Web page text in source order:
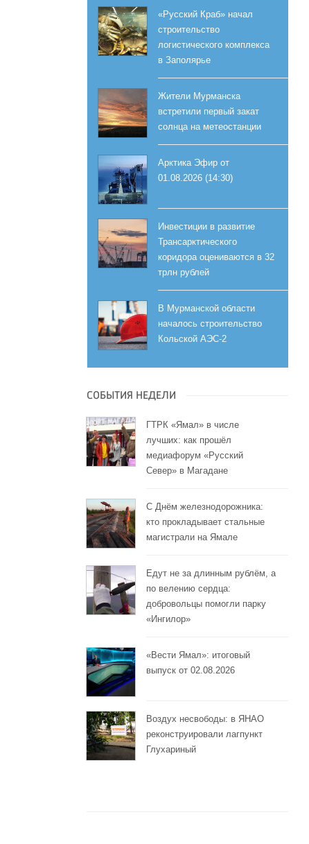
«Русский Краб» начал
строительство
логистического комплекса
в Заполярье
Жители Мурманска
встретили первый закат
солнца на метеостанции
Арктика Эфир от
01.08.2026 (14:30)
Инвестиции в развитие
Трансарктического
коридора оцениваются в 32
трлн рублей
В Мурманской области
началось строительство
Кольской АЭС-2
СОБЫТИЯ НЕДЕЛИ
ГТРК «Ямал» в числе
лучших: как прошёл
медиафорум «Русский
Север» в Магадане
С Днём железнодорожника:
кто прокладывает стальные
магистрали на Ямале
Едут не за длинным рублём, а
по велению сердца:
добровольцы помогли парку
«Ингилор»
«Вести Ямал»: итоговый
выпуск от 02.08.2026
Воздух несвободы: в ЯНАО
реконструировали лагпункт
Глухариный